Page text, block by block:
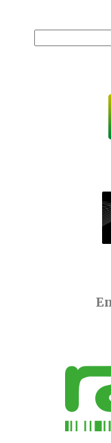
Buscar: